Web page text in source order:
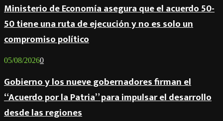
Ministerio de Economía asegura que el acuerdo 50-
50 tiene una ruta de ejecución y no es solo un
compromiso político
05/08/20260
Gobierno y los nueve gobernadores firman el
“Acuerdo por la Patria” para impulsar el desarrollo
desde las regiones